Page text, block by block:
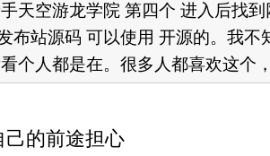
天空游龙学院 第四个 进入后找
布站源码 可以使用 开源的。我不
个人都是在。很多人都喜欢这个
己的前途担心